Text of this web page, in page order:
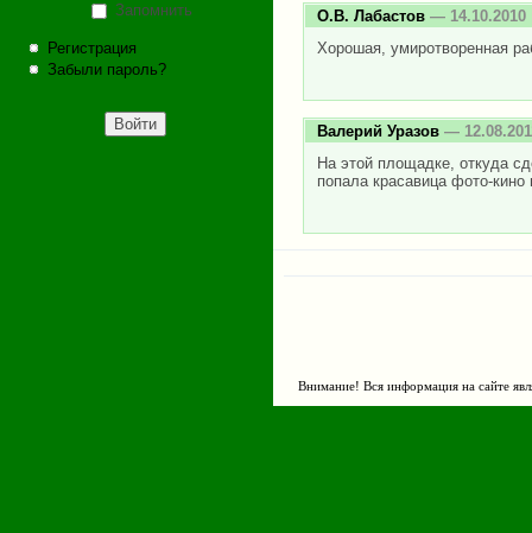
Запомнить
Регистрация
Забыли пароль?
О.В. Лабастов — 14.10.2010
Хорошая, умиротворенная
Валерий Уразов —
На этой площадке, откуда
попала красавица фото-
Внимание! Вся информация на сайте